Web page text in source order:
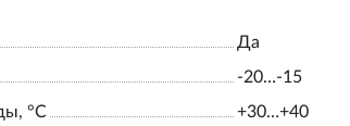
Да
-20…-15
°С
+30…+40